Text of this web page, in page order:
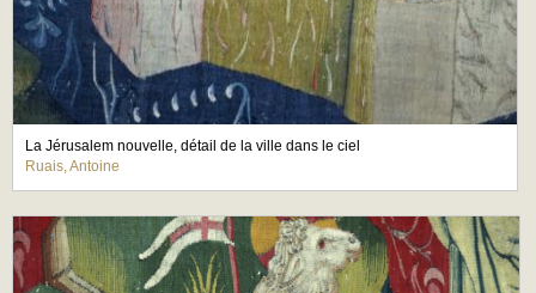
La Jérusalem nouvelle, détail de la ville dans le ciel
Ruais, Antoine